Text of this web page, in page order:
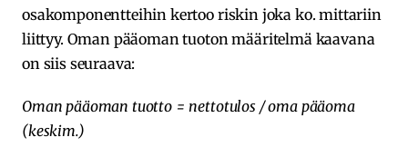
osakomponentteihin kertoo riskin joka ko. mittariin
liittyy. Oman pääoman tuoton määritelmä kaavana
on siis seuraava:
Oman pääoman tuotto = nettotulos / oma pääoma
(keskim.)